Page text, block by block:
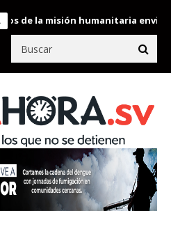
misión humanitaria enviada a